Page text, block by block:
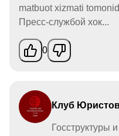
matbuot xizmati
Пресс-службой хок...
0
Клуб
Госструктуры